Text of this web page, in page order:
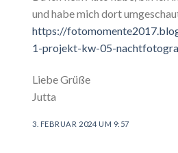
und habe mich dort
https://
1-projekt-kw-05-
Liebe Grüße
Jutta
3. FEBRUAR 2024 UM 9:57